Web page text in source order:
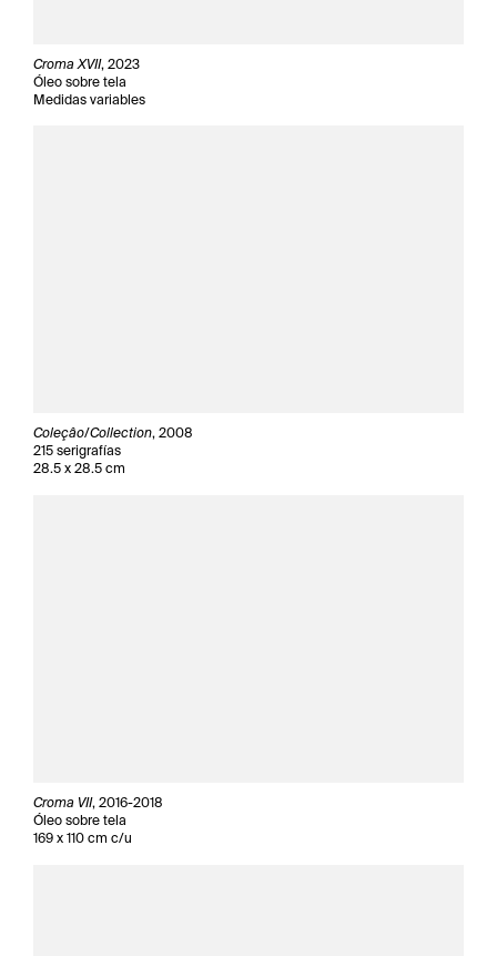
Croma XVII, 2023
Óleo sobre tela
Medidas variables
Coleçâo/Collection, 2008
215 serigrafías
28.5 x 28.5 cm
Croma VII, 2016-2018
Óleo sobre tela
169 x 110 cm c/u